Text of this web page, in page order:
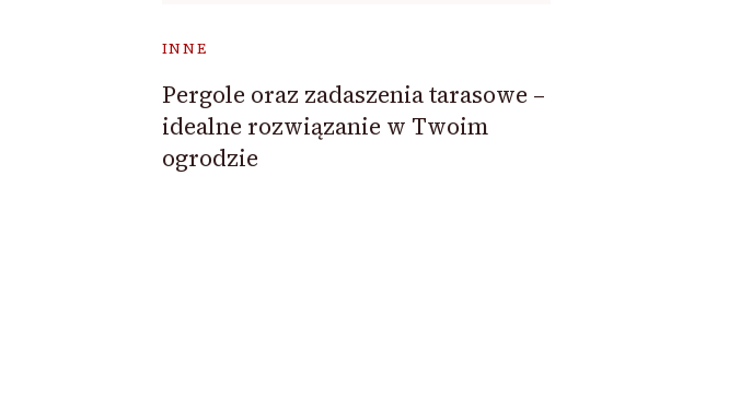
INNE
Pergole oraz zadaszenia tarasowe –
idealne rozwiązanie w Twoim
ogrodzie